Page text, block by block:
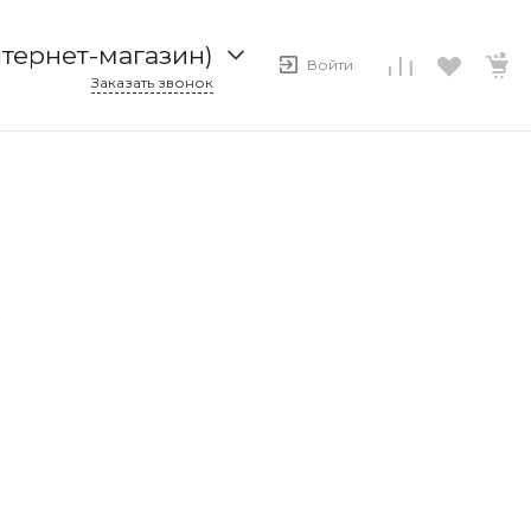
магазин)
продаж)
Заказать звонок
Войти